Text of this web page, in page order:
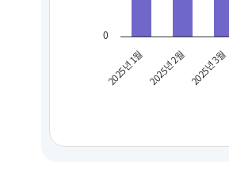
2025년 3월
2025년 2월
2025년 1월
0